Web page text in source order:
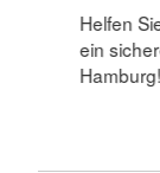
Helfen
ein
Hamburg!